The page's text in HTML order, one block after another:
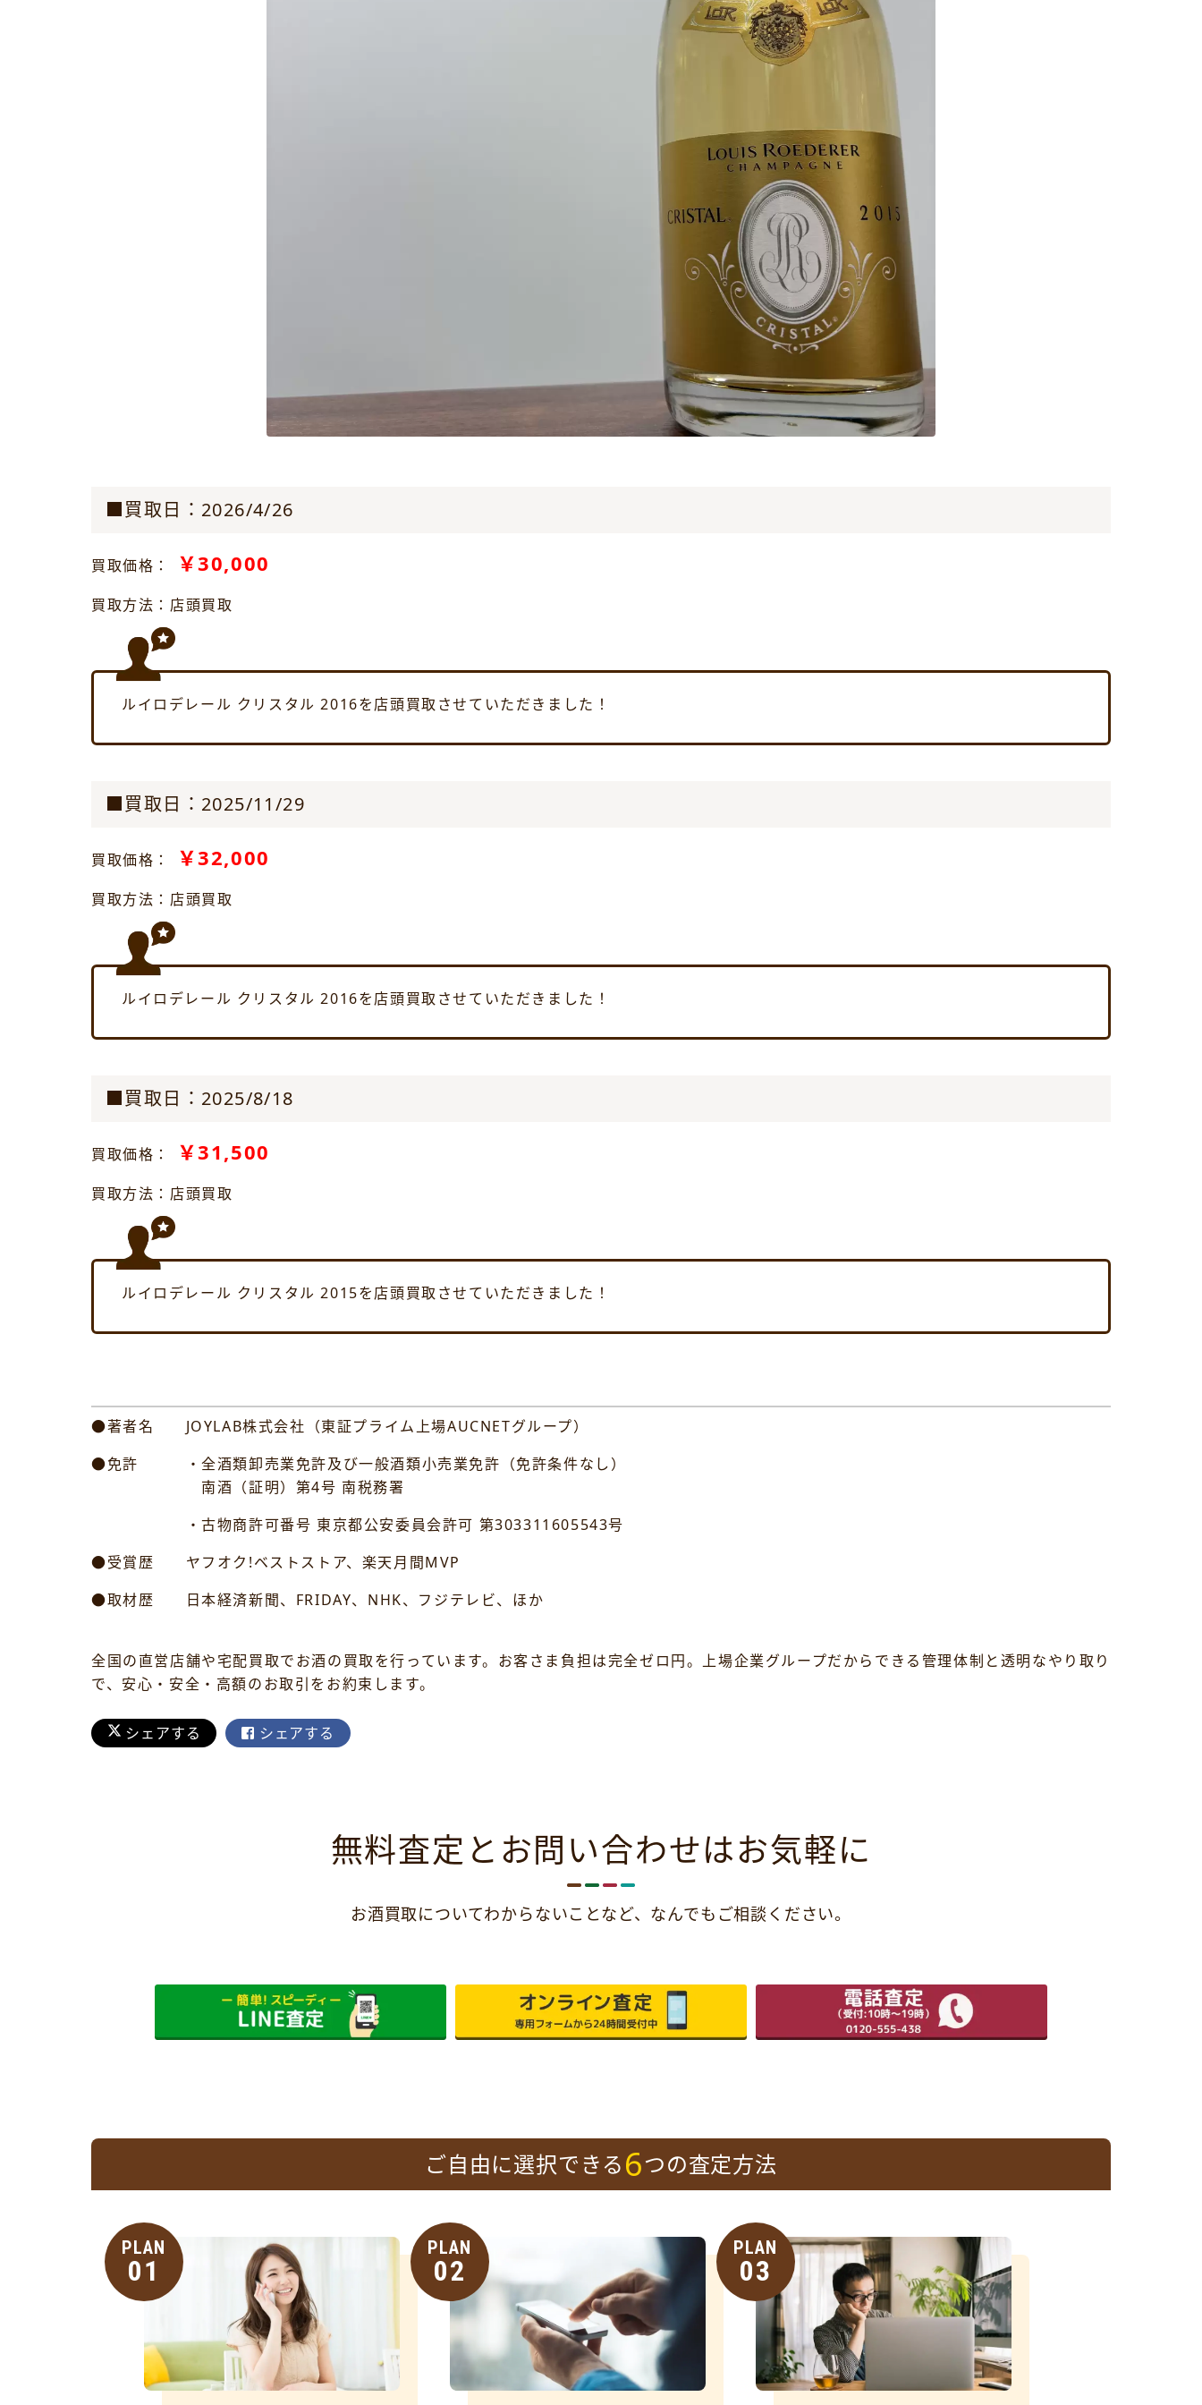
■買取日：2026/4/26
買取価格： ￥30,000
買取方法：店頭買取
ルイロデレール クリスタル 2016を店頭買取させていただきました！
■買取日：2025/11/29
買取価格： ￥32,000
買取方法：店頭買取
ルイロデレール クリスタル 2016を店頭買取させていただきました！
■買取日：2025/8/18
買取価格： ￥31,500
買取方法：店頭買取
ルイロデレール クリスタル 2015を店頭買取させていただきました！
●著者名 JOYLAB株式会社（東証プライム上場AUCNETグループ）
●免許 ・全酒類卸売業免許及び一般酒類小売業免許（免許条件なし）
南酒（証明）第4号 南税務署
・古物商許可番号 東京都公安委員会許可 第303311605543号
●受賞歴 ヤフオク!ベストストア、楽天月間MVP
●取材歴 日本経済新聞、FRIDAY、NHK、フジテレビ、ほか
全国の直営店舗や宅配買取でお酒の買取を行っています。お客さま負担は完全ゼロ円。上場企業グループだからできる管理体制と透明なやり取り
で、安心・安全・高額のお取引をお約束します。
シェアする シェアする
無料査定とお問い合わせはお気軽に
お酒買取についてわからないことなど、 なんでもご相談ください。
ご自由に選択できる6つの査定方法
PLAN
01
PLAN
02
PLAN
03